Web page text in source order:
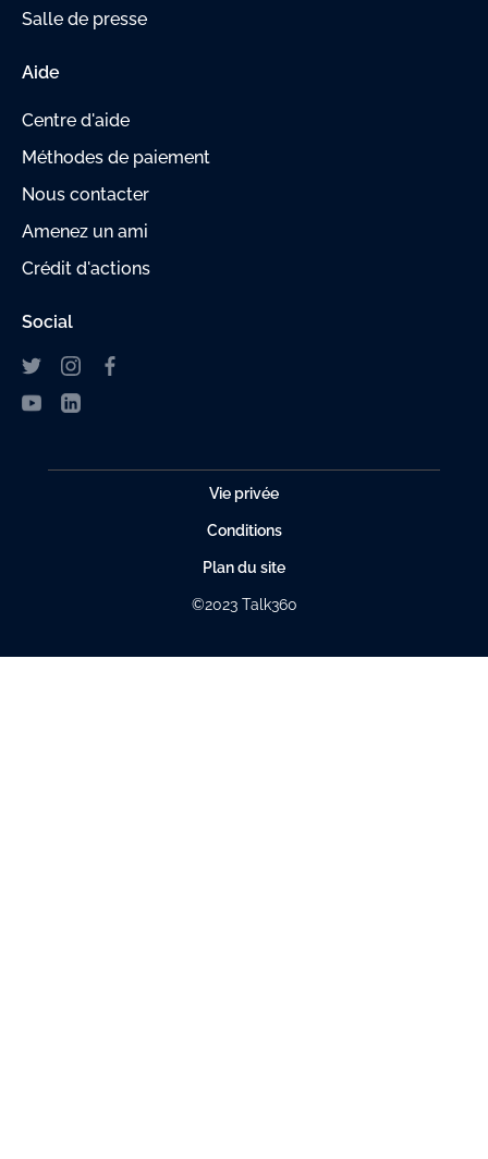
Salle de presse
Aide
Centre d'aide
Méthodes de paiement
Nous contacter
Amenez un ami
Crédit d'actions
Social
Vie privée
Conditions
Plan du site
©2023 Talk360